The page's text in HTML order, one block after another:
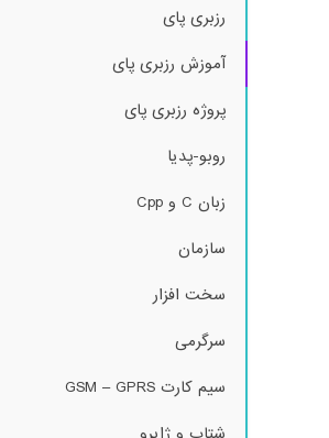
رزبری پای
آموزش رزبری پای
پروژه رزبری پای
روبو-پدیا
زبان C و Cpp
سازمان
سخت افزار
سرگرمی
سیم کارت GSM – GPRS